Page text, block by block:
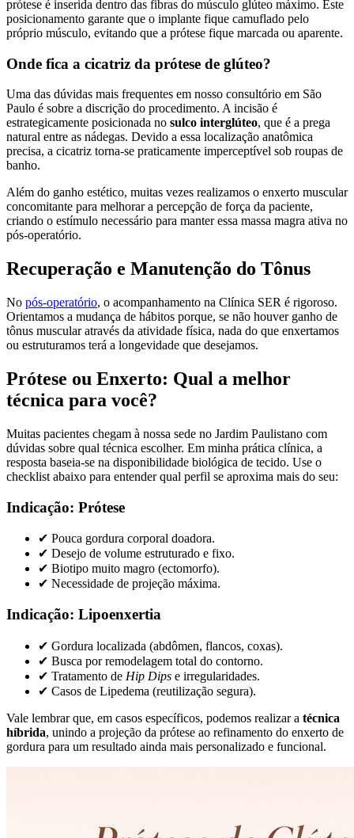
prótese é inserida dentro das fibras do músculo glúteo máximo. Este
posicionamento garante que o implante fique camuflado pelo
próprio músculo, evitando que a prótese fique marcada ou aparente.
Onde fica a cicatriz da prótese de glúteo?
Uma das dúvidas mais frequentes em nosso consultório em São
Paulo é sobre a discrição do procedimento. A incisão é
estrategicamente posicionada no sulco interglúteo, que é a prega
natural entre as nádegas. Devido a essa localização anatômica
precisa, a cicatriz torna-se praticamente imperceptível sob roupas de
banho.
Além do ganho estético, muitas vezes realizamos o enxerto muscular
concomitante para melhorar a percepção de força da paciente,
criando o estímulo necessário para manter essa massa magra ativa no
pós-operatório.
Recuperação e Manutenção do Tônus
No pós-operatório, o acompanhamento na Clínica SER é rigoroso.
Orientamos a mudança de hábitos porque, se não houver ganho de
tônus muscular através da atividade física, nada do que enxertamos
ou estruturamos terá a longevidade que desejamos.
Prótese ou Enxerto: Qual a melhor
técnica para você?
Muitas pacientes chegam à nossa sede no Jardim Paulistano com
dúvidas sobre qual técnica escolher. Em minha prática clínica, a
resposta baseia-se na disponibilidade biológica de tecido. Use o
checklist abaixo para entender qual perfil se aproxima mais do seu:
Indicação: Prótese
✔ Pouca gordura corporal doadora.
✔ Desejo de volume estruturado e fixo.
✔ Biotipo muito magro (ectomorfo).
✔ Necessidade de projeção máxima.
Indicação: Lipoenxertia
✔ Gordura localizada (abdômen, flancos, coxas).
✔ Busca por remodelagem total do contorno.
✔ Tratamento de Hip Dips e irregularidades.
✔ Casos de Lipedema (reutilização segura).
Vale lembrar que, em casos específicos, podemos realizar a técnica
híbrida, unindo a projeção da prótese ao refinamento do enxerto de
gordura para um resultado ainda mais personalizado e funcional.